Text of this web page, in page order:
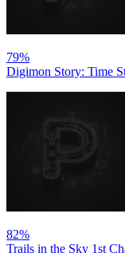
79%
Digimon Story: Time
82%
Trails in the Sky 1st